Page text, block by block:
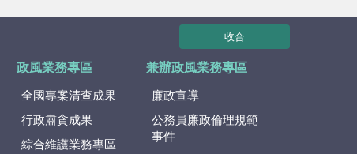
收合
政風業務專區
全國專案清查成果
行政肅貪成果
綜合維護業務專區
兼辦政風業務專區
廉政宣導
公務員廉政倫理規範
事件